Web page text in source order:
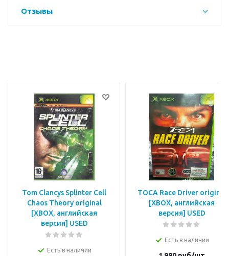
Отзывы
Tom Clancys Splinter Cell
Chaos Theory original
[XBOX, английская
версия] USED
Есть в наличии
TOCA Race Driver original
[XBOX, английская
версия] USED
Есть в наличии